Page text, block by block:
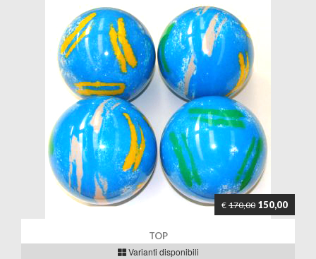
€ 170,00 150,00
TOP
Varianti disponibili